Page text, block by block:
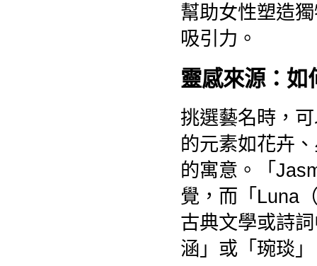
幫助女性塑造
吸引力。
靈感來源：如
挑選藝名時，
的元素如花卉
的寓意。「
覺，而「Luna
古典文學或詩
涵」或「琬琰